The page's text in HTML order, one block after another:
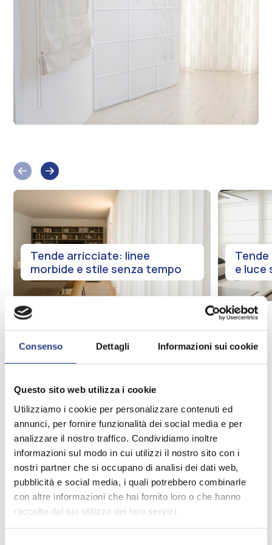
Consenso Dettagli Informazioni sui cookie
Questo sito web utilizza i cookie
Utilizziamo i cookie per personalizzare contenuti ed
annunci, per fornire funzionalità dei social media e per
analizzare il nostro traffico. Condividiamo inoltre
informazioni sul modo in cui utilizzi il nostro sito con i
nostri partner che si occupano di analisi dei dati web,
pubblicità e social media, i quali potrebbero combinarle
con altre informazioni che hai fornito loro o che hanno
raccolto dal tuo utilizzo dei loro servizi.
Slide
Tende arricciate: linee
morbide e stile senza tempo
e luce
Slide
UN SERVIZIO COMPLETO, PENSATO PER TE
Dalla scelta al montaggio,
sempre al tuo fianco
Scegliere le tende giuste richiede tempo e
attenzione. Ti accompagniamo in ogni fase: dalla